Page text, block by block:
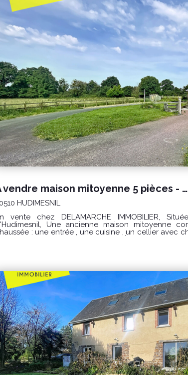
A vendre maison mitoyenne 5 pièces - 2 chambres avec ses dépendances
HUDIMESNIL
vente chez DELAMARCHE IMMOBILIER, Située dans la campagne
Une ancienne maison mitoyenne
: une entrée , une cuisine , un cellier avec
bureau ou espace d'appoint. Terrasse, grande cour et terrain
avec un puits. Diverses dépendances à
WC extérieur, un carport et une écurie . PRIX : 160 000€ Honoraires à la
du vendeur. Réf : 10581AE Classe énergie : F(395) Classe climat : F (95)
estimé des dépenses annuelles d'énergie
4160€ et 5690€ / an. Prix moyens des énergies
2022 et 2023 (abonnements compris) "Les informations sur les risques
ce bien est exposé sont disponibles
POUR VISITER : DELAMARCHE IMMOBILIER, Aurélien
au 06.29.76.85.09